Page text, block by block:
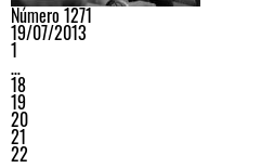
Número 1271
19/07/2013
1
…
18
19
20
21
22